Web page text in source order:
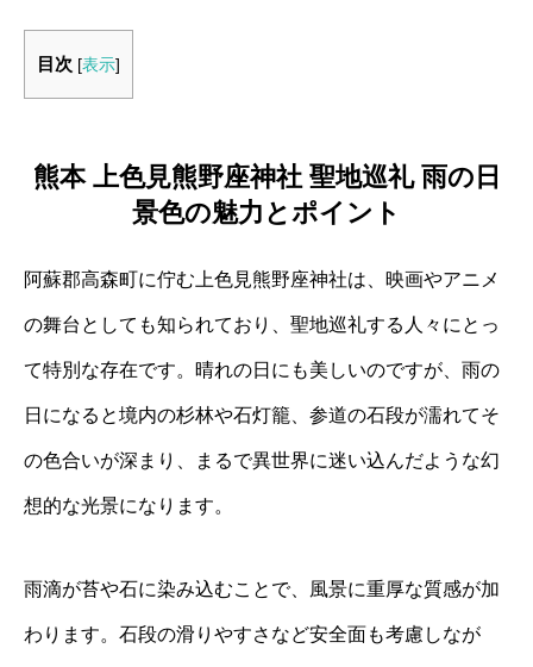
目次 [表示]
熊本 上色見熊野座神社 聖地巡礼 雨の日
景色の魅力とポイント
阿蘇郡高森町に佇む上色見熊野座神社は、映画やアニメ
の舞台としても知られており、聖地巡礼する人々にとっ
て特別な存在です。晴れの日にも美しいのですが、雨の
日になると境内の杉林や石灯籠、参道の石段が濡れてそ
の色合いが深まり、まるで異世界に迷い込んだような幻
想的な光景になります。
雨滴が苔や石に染み込むことで、風景に重厚な質感が加
わります。石段の滑りやすさなど安全面も考慮しなが